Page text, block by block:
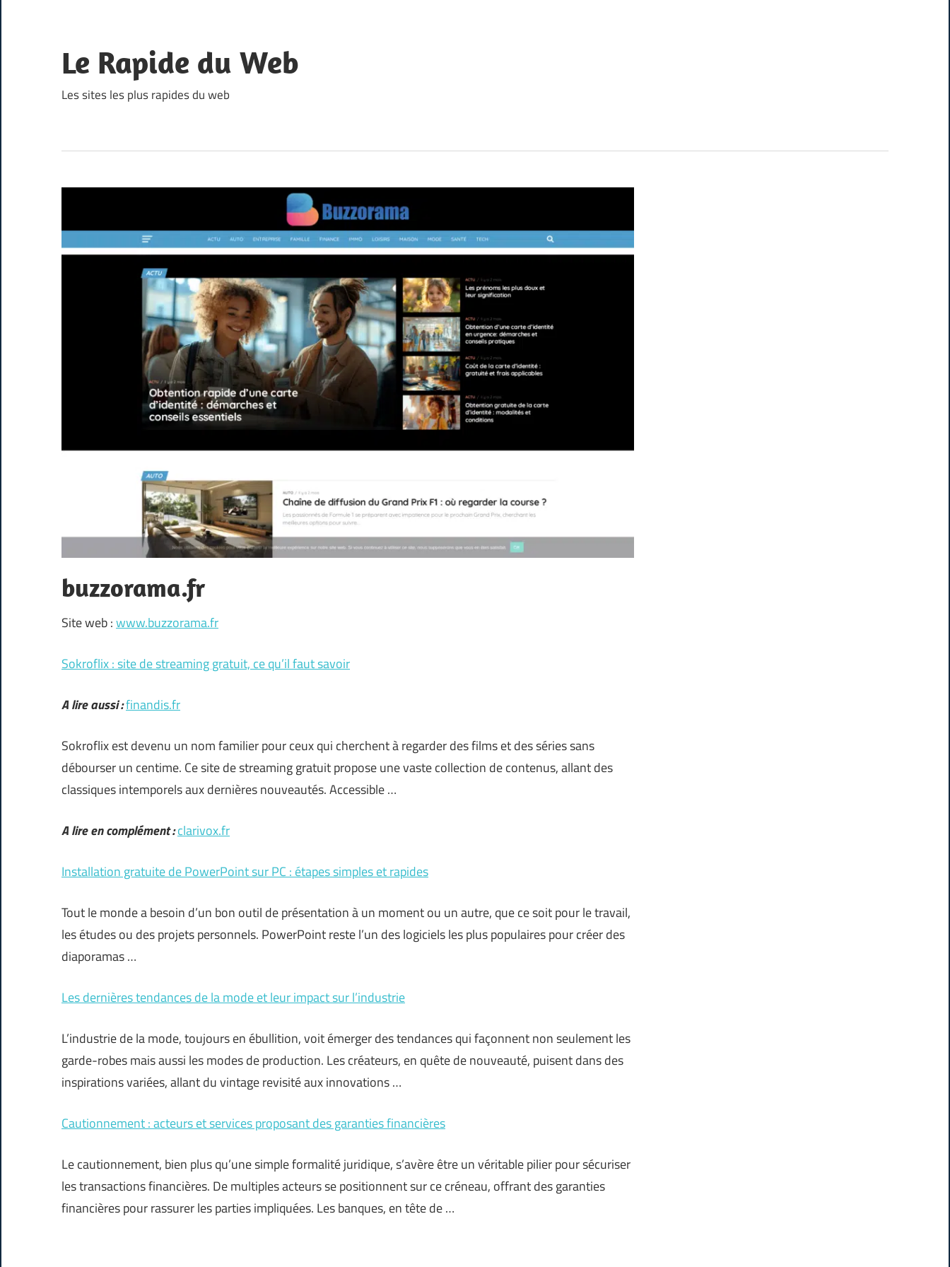
content
Le Rapide du Web
Les sites les plus rapides du web
buzzorama.fr
Site web :www.buzzorama.fr
Sokroflix : site de streaming gratuit, ce qu’il faut savoir
A lire aussi :finandis.fr
Sokroflix est devenu un nom familier pour ceux qui cherchent à regarder des films et des séries sans
débourser un centime. Ce site de streaming gratuit propose une vaste collection de contenus, allant des
classiques intemporels aux dernières nouveautés. Accessible …
A lire en complément :clarivox.fr
Installation gratuite de PowerPoint sur PC : étapes simples et rapides
Tout le monde a besoin d’un bon outil de présentation à un moment ou un autre, que ce soit pour le travail,
les études ou des projets personnels. PowerPoint reste l’un des logiciels les plus populaires pour créer des
diaporamas …
Les dernières tendances de la mode et leur impact sur l’industrie
L’industrie de la mode, toujours en ébullition, voit émerger des tendances qui façonnent non seulement les
garde-robes mais aussi les modes de production. Les créateurs, en quête de nouveauté, puisent dans des
inspirations variées, allant du vintage revisité aux innovations …
Cautionnement : acteurs et services proposant des garanties financières
Le cautionnement, bien plus qu’une simple formalité juridique, s’avère être un véritable pilier pour sécuriser
les transactions financières. De multiples acteurs se positionnent sur ce créneau, offrant des garanties
financières pour rassurer les parties impliquées. Les banques, en tête de …